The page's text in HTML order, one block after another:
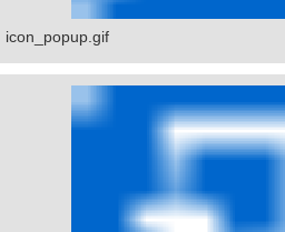
icon_popup.gif